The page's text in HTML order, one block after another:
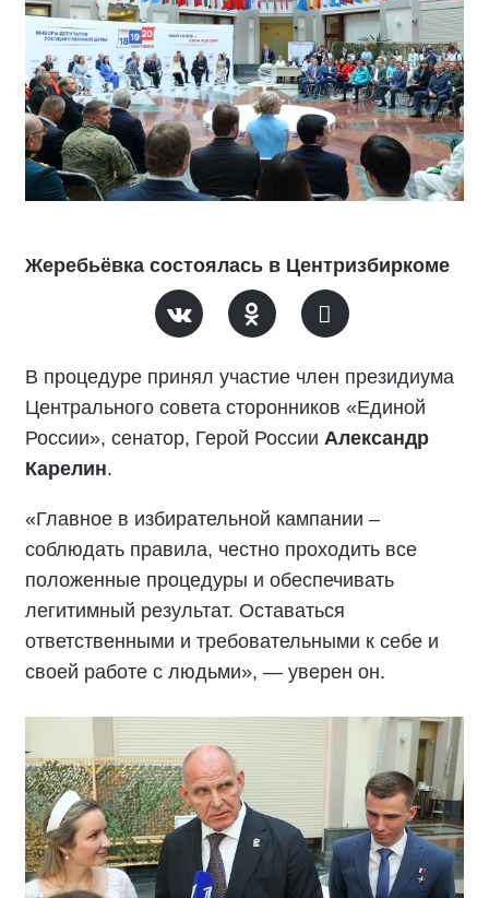
Жеребьёвка состоялась в Центризбиркоме
В процедуре принял участие член президиума
Центрального совета сторонников «Единой
России», сенатор, Герой России Александр
Карелин.
«Главное в избирательной кампании –
соблюдать правила, честно проходить все
положенные процедуры и обеспечивать
легитимный результат. Оставаться
ответственными и требовательными к себе и
своей работе с людьми», — уверен он.